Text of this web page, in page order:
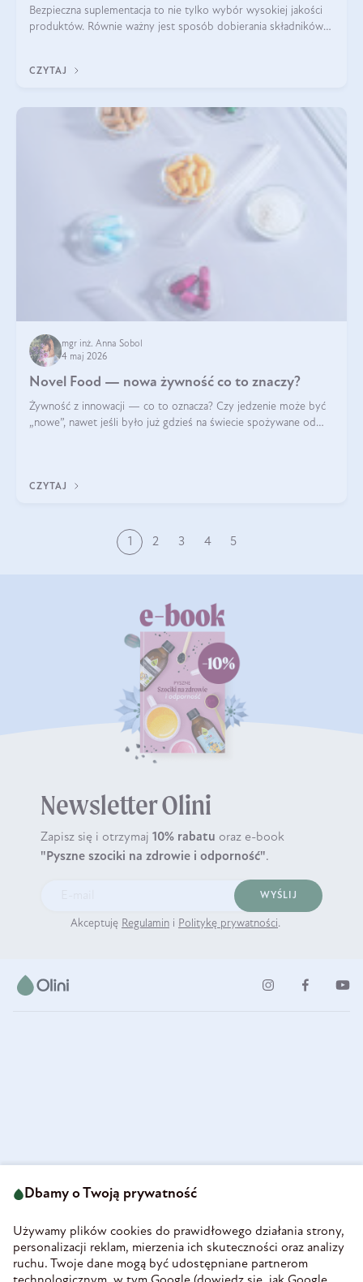
Bezpieczna suplementacja to nie tylko wybór wysokiej jakości
produktów. Równie ważny jest sposób dobierania składników
CZYTAJ
mgr inż. Anna Sobol
4 maj 2026
Novel Food — nowa żywność co to znaczy?
Żywność z innowacji — co to oznacza? Czy jedzenie może być
„nowe”, nawet jeśli było już gdzieś na świecie spożywane od
CZYTAJ
1 2 3 4 5
Newsletter Olini
Zapisz się i otrzymaj 10% rabatu oraz e-book
"Pyszne szociki na zdrowie i odporność".
WYŚLIJ
Akceptuję Regulamin i Politykę prywatności.
58-160 Świebodzice
REGON 890213034
INFORMACJE
Dbamy o Twoją prywatność
Używamy plików cookies do prawidłowego działania strony,
personalizacji reklam, mierzenia ich skuteczności oraz analizy
ruchu. Twoje dane mogą być udostępniane partnerom